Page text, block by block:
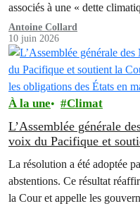
associés à une « dette
Antoine Collard
10 juin 2026
À la une Climat
L’Assemblée générale
voix du Pacifique et
justice concernant les
climat
La résolution a été adoptée
abstentions. Ce résultat
la Cour et appelle les